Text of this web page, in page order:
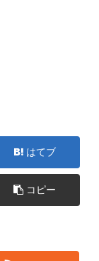
はてブ
コピー